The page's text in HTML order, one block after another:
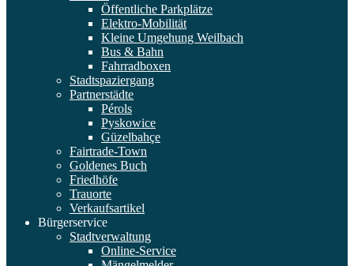
Öffentliche Parkplätze
Elektro-Mobilität
Kleine Umgehung Weilbach
Bus & Bahn
Fahrradboxen
Stadtspaziergang
Partnerstädte
Pérols
Pyskowice
Güzelbahçe
Fairtrade-Town
Goldenes Buch
Friedhöfe
Trauorte
Verkaufsartikel
Bürgerservice
Stadtverwaltung
Online-Service